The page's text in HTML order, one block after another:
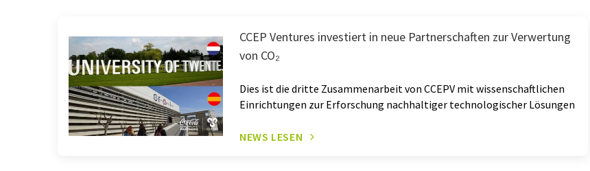
CCEP Ventures investiert in neue Partnerschaften zur Verwertung
von CO₂
Dies ist die dritte Zusammenarbeit von CCEPV mit wissenschaftlichen
Einrichtungen zur Erforschung nachhaltiger technologischer Lösungen
NEWS LESEN